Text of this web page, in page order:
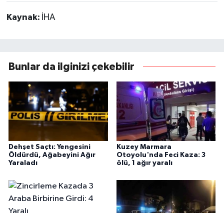
Kaynak: İHA
Bunlar da ilginizi çekebilir
Dehşet Saçtı: Yengesini
Öldürdü, Ağabeyini Ağır
Yaraladı
Kuzey Marmara
Otoyolu'nda Feci Kaza: 3
ölü, 1 ağır yaralı